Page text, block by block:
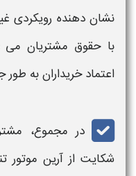
نشان دهنده رویکردی
با حقوق مشتریان می
اعتماد خریداران به
در مجموع،
شکایت از آرین موتور